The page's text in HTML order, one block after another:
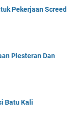
Pekerjaan Screed
Plesteran Dan
Batu Kali